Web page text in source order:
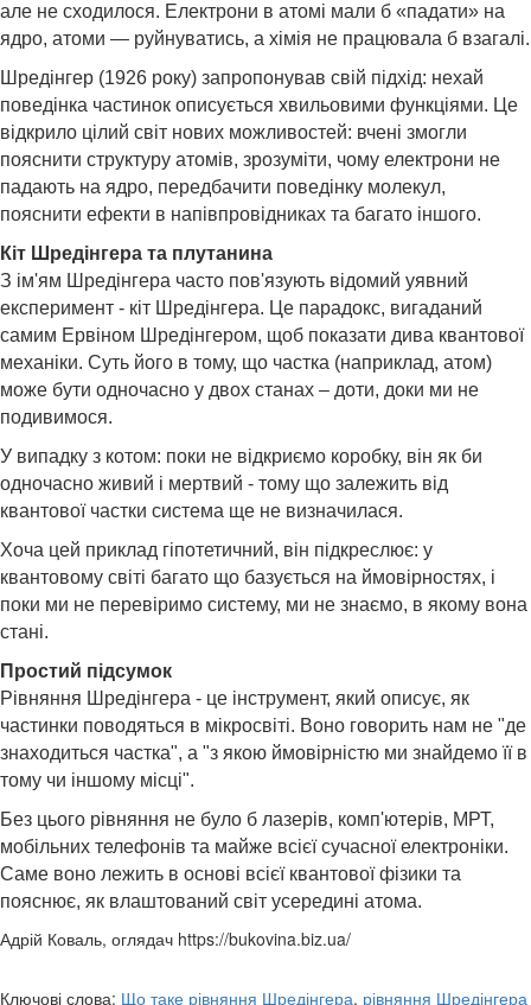
але не сходилося. Електрони в атомі мали б «падати» на
ядро, атоми — руйнуватись, а хімія не працювала б взагалі.
Шредінгер (1926 року) запропонував свій підхід: нехай
поведінка частинок описується хвильовими функціями. Це
відкрило цілий світ нових можливостей: вчені змогли
пояснити структуру атомів, зрозуміти, чому електрони не
падають на ядро, передбачити поведінку молекул,
пояснити ефекти в напівпровідниках та багато іншого.
Кіт Шредінгера та плутанина
З ім'ям Шредінгера часто пов'язують відомий уявний
експеримент - кіт Шредінгера. Це парадокс, вигаданий
самим Ервіном Шредінгером, щоб показати дива квантової
механіки. Суть його в тому, що частка (наприклад, атом)
може бути одночасно у двох станах – доти, доки ми не
подивимося.
У випадку з котом: поки не відкриємо коробку, він як би
одночасно живий і мертвий - тому що залежить від
квантової частки система ще не визначилася.
Хоча цей приклад гіпотетичний, він підкреслює: у
квантовому світі багато що базується на ймовірностях, і
поки ми не перевіримо систему, ми не знаємо, в якому вона
стані.
Простий підсумок
Рівняння Шредінгера - це інструмент, який описує, як
частинки поводяться в мікросвіті. Воно говорить нам не "де
знаходиться частка", а "з якою ймовірністю ми знайдемо її в
тому чи іншому місці".
Без цього рівняння не було б лазерів, комп'ютерів, МРТ,
мобільних телефонів та майже всієї сучасної електроніки.
Саме воно лежить в основі всієї квантової фізики та
пояснює, як влаштований світ усередині атома.
Адрій Коваль, оглядач https://bukovina.biz.ua/
Ключові слова: Що таке рівняння Шредінгера, рівняння Шредінгера